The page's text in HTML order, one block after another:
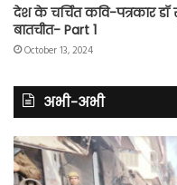
देश के चर्चित कवि-पत्रकार
बातचीत- Part 1
October 13, 2024
अभी-अभी